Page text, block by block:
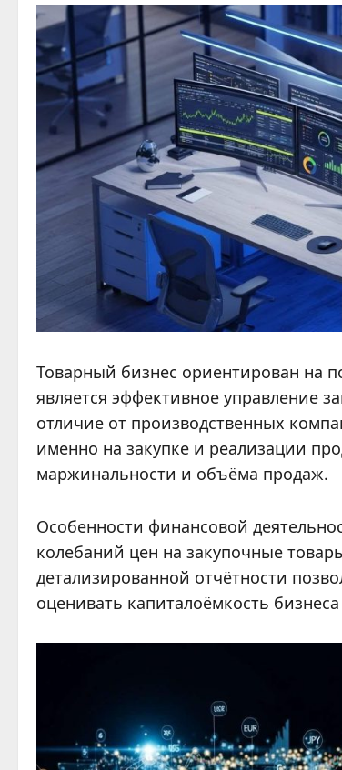
Товарный бизнес ориентирован на
является эффективное управление
отличие от производственных
именно на закупке и реализации
маржинальности и объёма продаж.
Особенности финансовой
колебаний цен на закупочные
детализированной отчётности
оценивать капиталоёмкость